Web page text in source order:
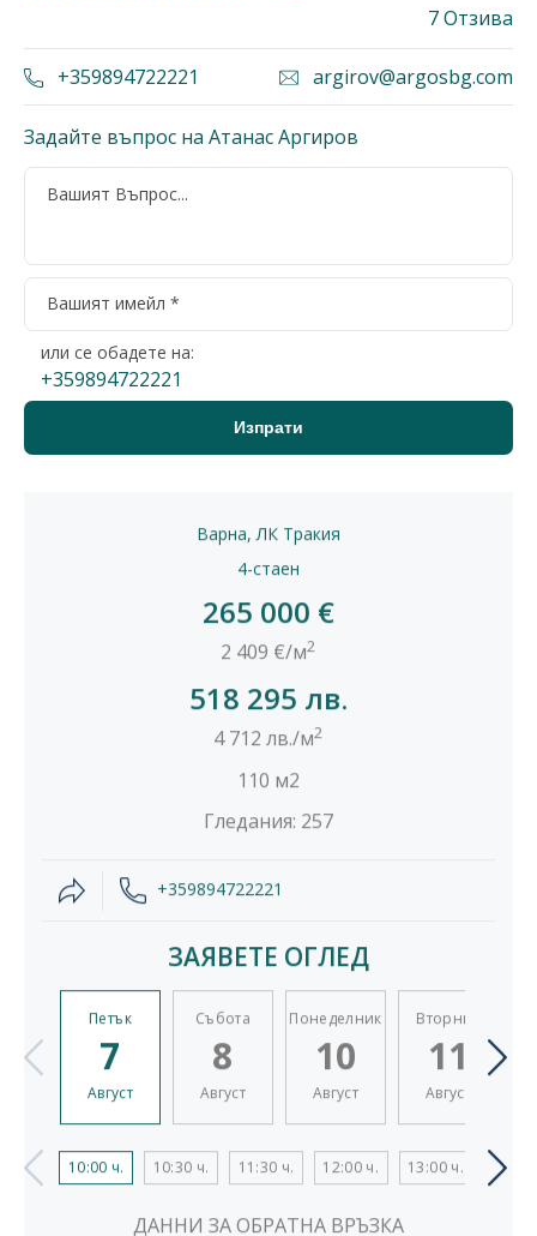
7 Отзива
+359894722221 argirov@argosbg.com
Задайте въпрос на Атанас Аргиров
или се обадете на:
+359894722221
Варна, ЛК Тракия
4-стаен
265 000 €
2 409 €/м2
518 295 лв.
4 712 лв./м2
110 м2
Гледания: 257
+359894722221
ЗАЯВЕТЕ ОГЛЕД
Петък
7
Август
Събота
8
Август
Понеделник
10
Август
Вторник
11
Август
10:00 ч. 10:30 ч. 11:30 ч. 12:00 ч. 13:00 ч. 13:30
ДАННИ ЗА ОБРАТНА ВРЪЗКА